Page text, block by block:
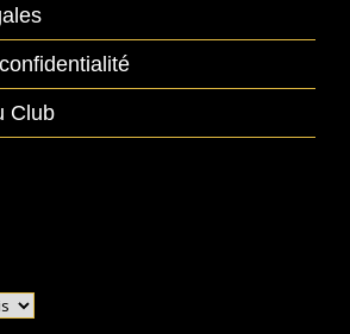
Club